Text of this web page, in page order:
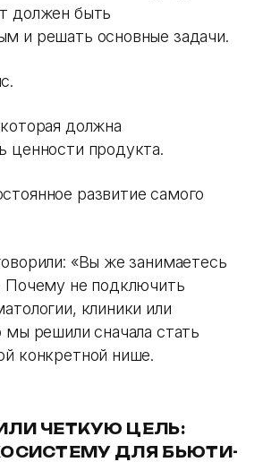
должен быть
и решать основные задачи.
должна
ценности продукта.
развитие самого
«Вы же занимаетесь
Почему не подключить
клиники или
мы решили сначала стать
конкретной нише.
ЧЕТКУЮ ЦЕЛЬ:
ДЛЯ БЬЮТИ-